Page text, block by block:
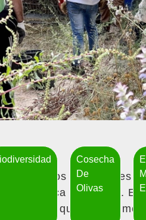
de los estudiantes
orgánica en Koroni. El
que
Cosecha
De
Olivas